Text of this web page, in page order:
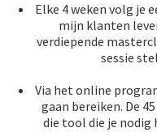
Elke 4 weken volg je
mijn klanten
verdiepende
sessie
Via het online
gaan bereiken. De
die tool die je nodig